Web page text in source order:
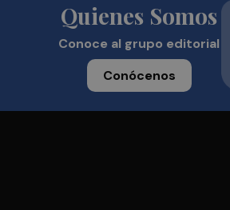
Quienes Somos
Conoce al grupo editorial
Conócenos